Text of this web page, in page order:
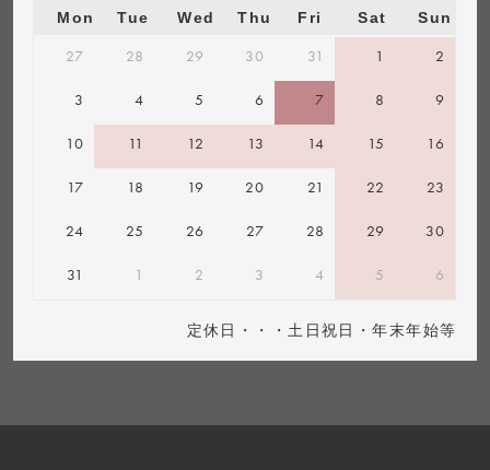
Mon Tue Wed Thu Fri Sat Sun
27 28 29 30 31 1 2
3 4 5 6 7 8 9
10 11 12 13 14 15 16
17 18 19 20 21 22 23
24 25 26 27 28 29 30
31 1 2 3 4 5 6
定休日・・・土日祝日・年末年始等